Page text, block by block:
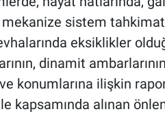
sistem
eksiklikler
dinamit
konumlarına ilişkin
kapsamında alınan